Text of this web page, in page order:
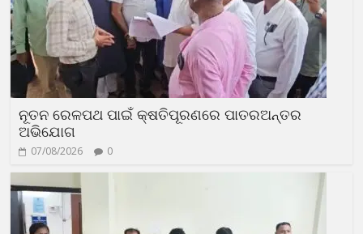
ନୂତନ ରେଳପଥ ପାଇଁ କ୍ଷତିପୂରଣରେ ପାତରଅନ୍ତର
ଅଭିଯୋଗ
07/08/2026 0